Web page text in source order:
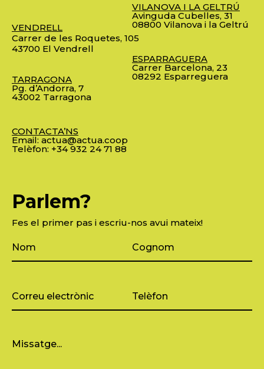
VENDRELL
Carrer de les Roquetes, 105
43700 El Vendrell
TARRAGONA
Pg. d’Andorra, 7
43002 Tarragona
CONTACTA’NS
Email: actua@actua.coop
Telèfon: +34 932 24 71 88
VILANOVA I LA GELTRÚ
Avinguda Cubelles, 31
08800 Vilanova i la Geltrú
ESPARRAGUERA
Carrer Barcelona, 23
08292 Esparreguera
Parlem?
Fes el primer pas i escriu-nos avui mateix!